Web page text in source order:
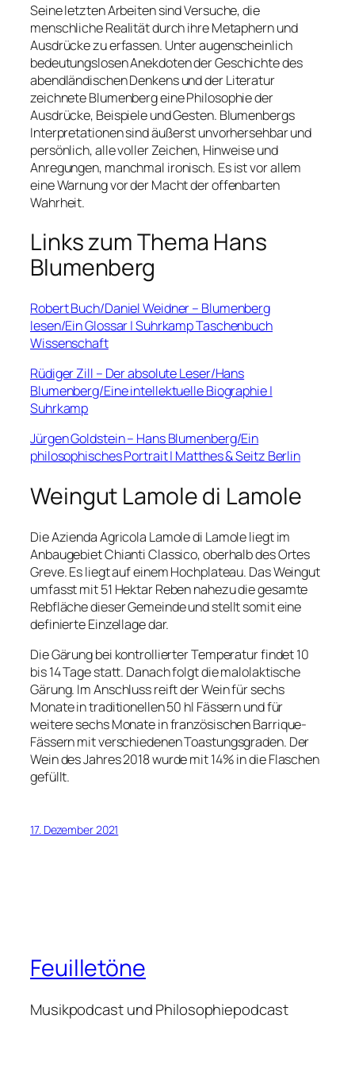
Seine letzten Arbeiten sind Versuche, die
menschliche Realität durch ihre Metaphern und
Ausdrücke zu erfassen. Unter augenscheinlich
bedeutungslosen Anekdoten der Geschichte des
abendländischen Denkens und der Literatur
zeichnete Blumenberg eine Philosophie der
Ausdrücke, Beispiele und Gesten. Blumenbergs
Interpretationen sind äußerst unvorhersehbar und
persönlich, alle voller Zeichen, Hinweise und
Anregungen, manchmal ironisch. Es ist vor allem
eine Warnung vor der Macht der offenbarten
Wahrheit.
Links zum Thema Hans
Blumenberg
Robert Buch/Daniel Weidner – Blumenberg
lesen/Ein Glossar | Suhrkamp Taschenbuch
Wissenschaft
Rüdiger Zill – Der absolute Leser/Hans
Blumenberg/Eine intellektuelle Biographie |
Suhrkamp
Jürgen Goldstein – Hans Blumenberg/Ein
philosophisches Portrait | Matthes & Seitz Berlin
Weingut Lamole di Lamole
Die Azienda Agricola Lamole di Lamole liegt im
Anbaugebiet Chianti Classico, oberhalb des Ortes
Greve. Es liegt auf einem Hochplateau. Das Weingut
umfasst mit 51 Hektar Reben nahezu die gesamte
Rebfläche dieser Gemeinde und stellt somit eine
definierte Einzellage dar.
Die Gärung bei kontrollierter Temperatur findet 10
bis 14 Tage statt. Danach folgt die malolaktische
Gärung. Im Anschluss reift der Wein für sechs
Monate in traditionellen 50 hl Fässern und für
weitere sechs Monate in französischen Barrique-
Fässern mit verschiedenen Toastungsgraden. Der
Wein des Jahres 2018 wurde mit 14% in die Flaschen
gefüllt.
17. Dezember 2021
Feuilletöne
Musikpodcast und Philosophiepodcast